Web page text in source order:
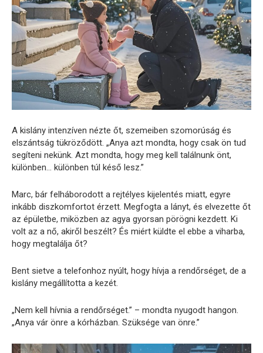
A kislány intenzíven nézte őt, szemeiben szomorúság és
elszántság tükröződött. „Anya azt mondta, hogy csak ön tud
segíteni nekünk. Azt mondta, hogy meg kell találnunk önt,
különben… különben túl késő lesz.”
Marc, bár felháborodott a rejtélyes kijelentés miatt, egyre
inkább diszkomfortot érzett. Megfogta a lányt, és elvezette őt
az épületbe, miközben az agya gyorsan pörögni kezdett. Ki
volt az a nő, akiről beszélt? És miért küldte el ebbe a viharba,
hogy megtalálja őt?
Bent sietve a telefonhoz nyúlt, hogy hívja a rendőrséget, de a
kislány megállította a kezét.
„Nem kell hívnia a rendőrséget.” – mondta nyugodt hangon.
„Anya vár önre a kórházban. Szüksége van önre.”